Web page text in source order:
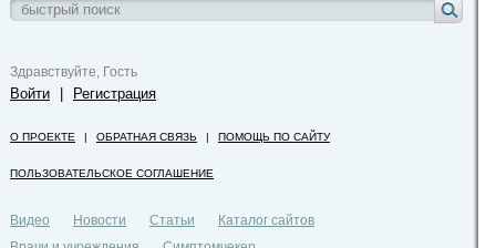
Здравствуйте, Гость
Войти Регистрация
О ПРОЕКТЕ | ОБРАТНАЯ СВЯЗЬ | ПОМОЩЬ ПО САЙТУ
ПОЛЬЗОВАТЕЛЬСКОЕ СОГЛАШЕНИЕ
Видео Новости Статьи
Каталог сайтов